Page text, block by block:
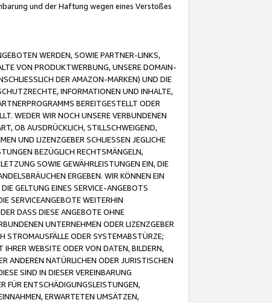
und der Haftung wegen eines Verstoßes
WERDEN, SOWIE PARTNER-LINKS,
VON PRODUKTWERBUNG, UNSERE DOMAIN-
DER AMAZON-MARKEN) UND DIE
INFORMATIONEN UND INHALTE,
BEREITGESTELLT ODER
WEDER WIR NOCH UNSERE VERBUNDENEN
OB AUSDRÜCKLICH, STILLSCHWEIGEND,
UND LIZENZGEBER SCHLIESSEN JEGLICHE
BEZÜGLICH RECHTSMÄNGELN,
SOWIE GEWÄHRLEISTUNGEN EIN, DIE
ERGEBEN. WIR KÖNNEN EIN
GELTUNG EINES SERVICE-ANGEBOTS
SERVICEANGEBOTE WEITERHIN
DASS DIESE ANGEBOTE OHNE
UNTERNEHMEN ODER LIZENZGEBER
STROMAUSFÄLLE ODER SYSTEMABSTÜRZE;
WEBSITE ODER VON DATEN, BILDERN,
ANDEREN NATÜRLICHEN ODER JURISTISCHEN
SIND IN DIESER VEREINBARUNG
FÜR ENTSCHÄDIGUNGSLEISTUNGEN,
ERWARTETEN UMSÄTZEN,